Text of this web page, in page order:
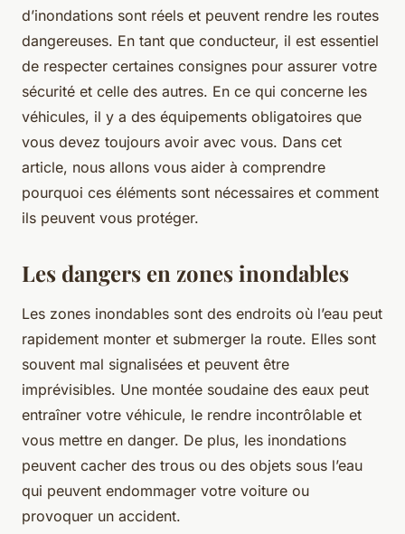
d’inondations sont réels et peuvent rendre les routes
dangereuses. En tant que conducteur, il est essentiel
de respecter certaines consignes pour assurer votre
sécurité et celle des autres. En ce qui concerne les
véhicules, il y a des équipements obligatoires que
vous devez toujours avoir avec vous. Dans cet
article, nous allons vous aider à comprendre
pourquoi ces éléments sont nécessaires et comment
ils peuvent vous protéger.
Les dangers en zones inondables
Les zones inondables sont des endroits où l’eau peut
rapidement monter et submerger la route. Elles sont
souvent mal signalisées et peuvent être
imprévisibles. Une montée soudaine des eaux peut
entraîner votre véhicule, le rendre incontrôlable et
vous mettre en danger. De plus, les inondations
peuvent cacher des trous ou des objets sous l’eau
qui peuvent endommager votre voiture ou
provoquer un accident.